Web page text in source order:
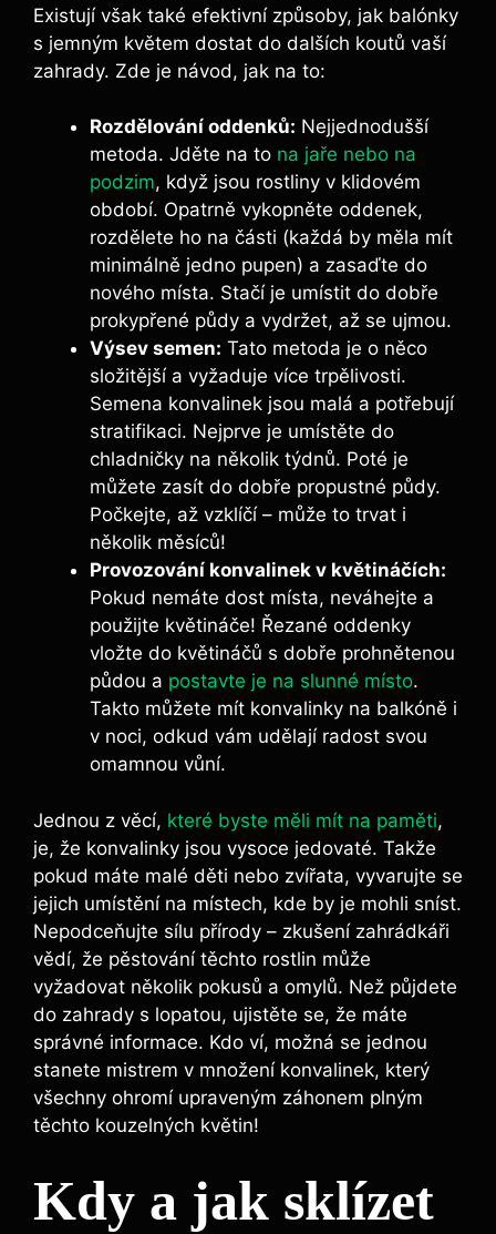
Existují však také efektivní způsoby, jak balónky
s jemným květem dostat do dalších koutů vaší
zahrady. Zde je návod, jak na to:
Rozdělování oddenků: Nejjednodušší
metoda. Jděte na to na jaře nebo na
podzim, když jsou rostliny v klidovém
období. Opatrně vykopněte oddenek,
rozdělete ho na části (každá by měla mít
minimálně jedno pupen) a zasaďte do
nového místa. Stačí je umístit do dobře
prokypřené půdy a vydržet, až se ujmou.
Výsev semen: Tato metoda je o něco
složitější a vyžaduje více trpělivosti.
Semena konvalinek jsou malá a potřebují
stratifikaci. Nejprve je umístěte do
chladničky na několik týdnů. Poté je
můžete zasít do dobře propustné půdy.
Počkejte, až vzklíčí – může to trvat i
několik měsíců!
Provozování konvalinek v květináčích:
Pokud nemáte dost místa, neváhejte a
použijte květináče! Řezané oddenky
vložte do květináčů s dobře prohnětenou
půdou a postavte je na slunné místo.
Takto můžete mít konvalinky na balkóně i
v noci, odkud vám udělají radost svou
omamnou vůní.
Jednou z věcí, které byste měli mít na paměti,
je, že konvalinky jsou vysoce jedovaté. Takže
pokud máte malé děti nebo zvířata, vyvarujte se
jejich umístění na místech, kde by je mohli sníst.
Nepodceňujte sílu přírody – zkušení zahrádkáři
vědí, že pěstování těchto rostlin může
vyžadovat několik pokusů a omylů. Než půjdete
do zahrady s lopatou, ujistěte se, že máte
správné informace. Kdo ví, možná se jednou
stanete mistrem v množení konvalinek, který
všechny ohromí upraveným záhonem plným
těchto kouzelných květin!
Kdy a jak sklízet